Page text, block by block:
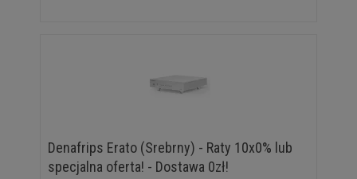
Denafrips Erato (Srebrny) - Raty 10x0% lub
specjalna oferta! - Dostawa 0zł!